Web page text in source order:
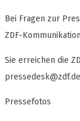
Bei Fragen zur
ZDF-
Sie erreichen die
pressedesk@zdf.de
Pressefotos